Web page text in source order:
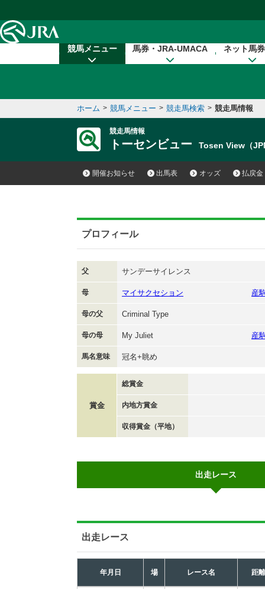
競馬メニュー 馬券・JRA-UMACA ネット馬
ホーム > 競馬メニュー > 競走馬検索 > 競走馬情報
競走馬情報
トーセンビュー Tosen View（
開催お知らせ 出馬表 オッズ 払戻金
プロフィール
父 サンデーサイレンス
母 マイサクセション 産
母の父 Criminal Type
母の母 My Juliet 産
馬名意味 冠名+眺め
賞金
総賞金
内地方賞金
収得賞金（平地）
出走レース
出走レース
年月日 場 レース名 距離